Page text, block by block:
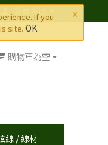
×
If you
site.OK
會員專區
購物車為空
線 / 線材